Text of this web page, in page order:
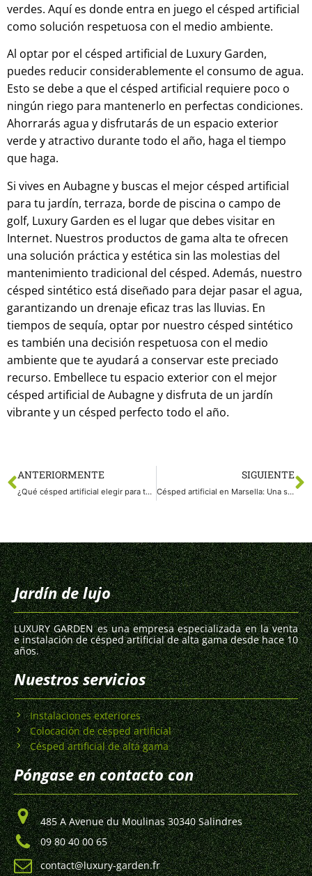
verdes. Aquí es donde entra en juego el césped artificial
como solución respetuosa con el medio ambiente.
Al optar por el césped artificial de Luxury Garden,
puedes reducir considerablemente el consumo de agua.
Esto se debe a que el césped artificial requiere poco o
ningún riego para mantenerlo en perfectas condiciones.
Ahorrarás agua y disfrutarás de un espacio exterior
verde y atractivo durante todo el año, haga el tiempo
que haga.
Si vives en Aubagne y buscas el mejor césped artificial
para tu jardín, terraza, borde de piscina o campo de
golf, Luxury Garden es el lugar que debes visitar en
Internet. Nuestros productos de gama alta te ofrecen
una solución práctica y estética sin las molestias del
mantenimiento tradicional del césped. Además, nuestro
césped sintético está diseñado para dejar pasar el agua,
garantizando un drenaje eficaz tras las lluvias. En
tiempos de sequía, optar por nuestro césped sintético
es también una decisión respetuosa con el medio
ambiente que te ayudará a conservar este preciado
recurso. Embellece tu espacio exterior con el mejor
césped artificial de Aubagne y disfruta de un jardín
vibrante y un césped perfecto todo el año.
ANTERIORMENTE
¿Qué césped artificial elegir para tu piscina en Arles? Opta por una solución respetuosa con el medio ambiente cuando el agua escasea
SIGUIENTE
Césped artificial en Marsella: Una solución revolucionaria para espacios verdes sin restricciones
Jardín de lujo
LUXURY GARDEN es una empresa especializada en la venta
e instalación de césped artificial de alta gama desde hace 10
años.
Nuestros servicios
Instalaciones exteriores
Colocación de césped artificial
Césped artificial de alta gama
Póngase en contacto con
485 A Avenue du Moulinas 30340 Salindres
09 80 40 00 65
contact@luxury-garden.fr